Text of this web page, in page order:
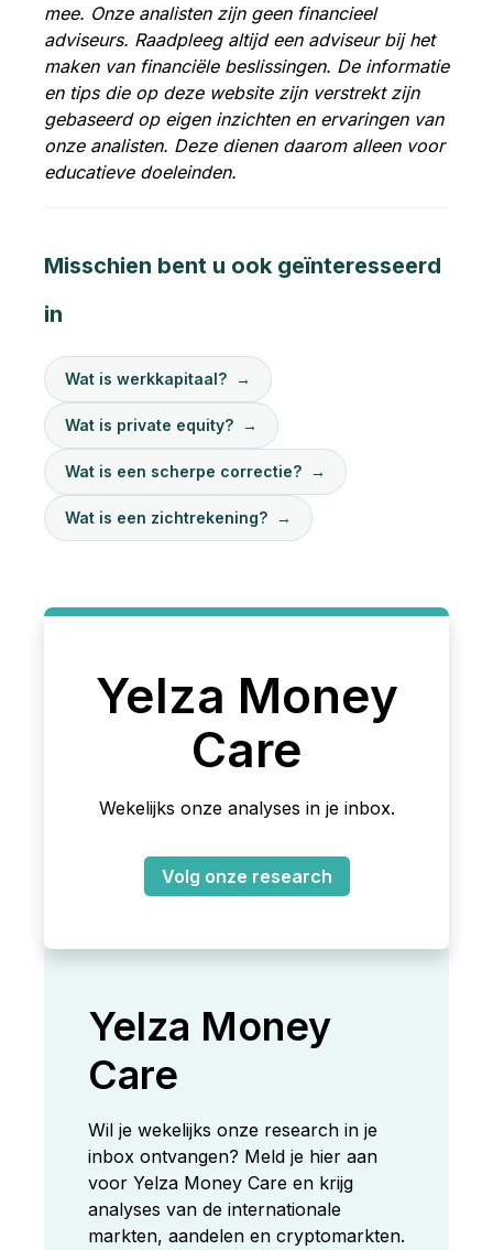
mee. Onze analisten zijn geen financieel
adviseurs. Raadpleeg altijd een adviseur bij het
maken van financiële beslissingen. De informatie
en tips die op deze website zijn verstrekt zijn
gebaseerd op eigen inzichten en ervaringen van
onze analisten. Deze dienen daarom alleen voor
educatieve doeleinden.
Misschien bent u ook geïnteresseerd
in
Wat is werkkapitaal? →
Wat is private equity? →
Wat is een scherpe correctie? →
Wat is een zichtrekening? →
Yelza Money
Care
Wekelijks onze analyses in je inbox.
Volg onze research
Yelza Money
Care
Wil je wekelijks onze research in je
inbox ontvangen? Meld je hier aan
voor Yelza Money Care en krijg
analyses van de internationale
markten, aandelen en cryptomarkten.